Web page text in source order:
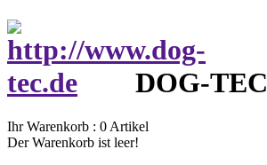
DOG-TEC
Ihr Warenkorb : 0 Artikel
Der Warenkorb ist leer!